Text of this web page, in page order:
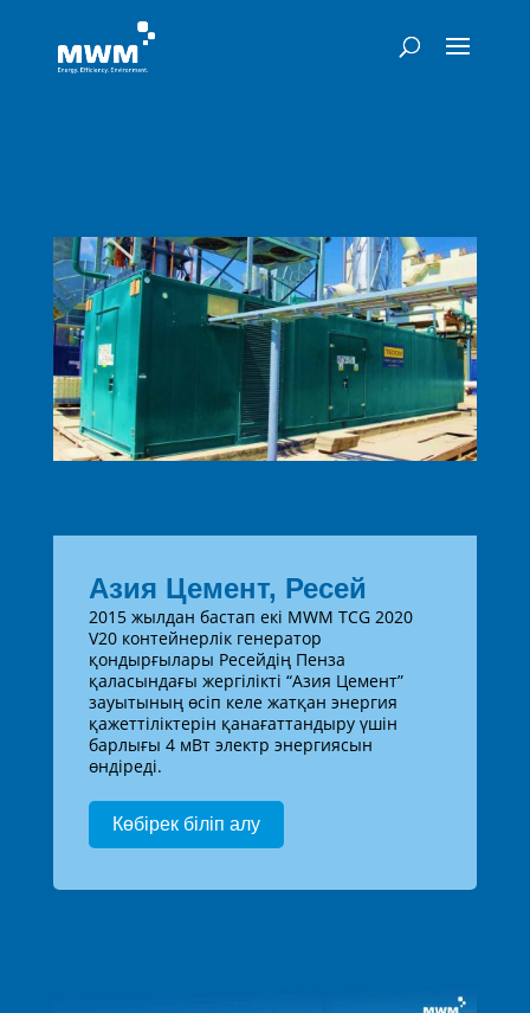
Азия Цемент, Ресей
2015 жылдан бастап екі MWM TCG 2020
V20 контейнерлік генератор
қондырғылары Ресейдің Пенза
қаласындағы жергілікті “Азия Цемент”
зауытының өсіп келе жатқан энергия
қажеттіліктерін қанағаттандыру үшін
барлығы 4 мВт электр энергиясын
өндіреді.
Көбірек біліп алу